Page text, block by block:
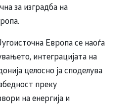
за изградба на
Европа се наоѓа
интеграцијата на
целосно ја споделува
преку
на енергија и